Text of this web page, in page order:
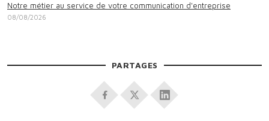
Notre métier au service de votre communication d'entreprise
08/08/2026
PARTAGES